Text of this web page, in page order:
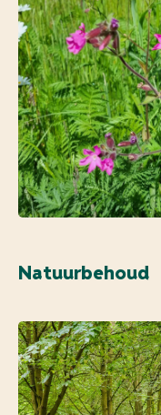
Natuurbehoud